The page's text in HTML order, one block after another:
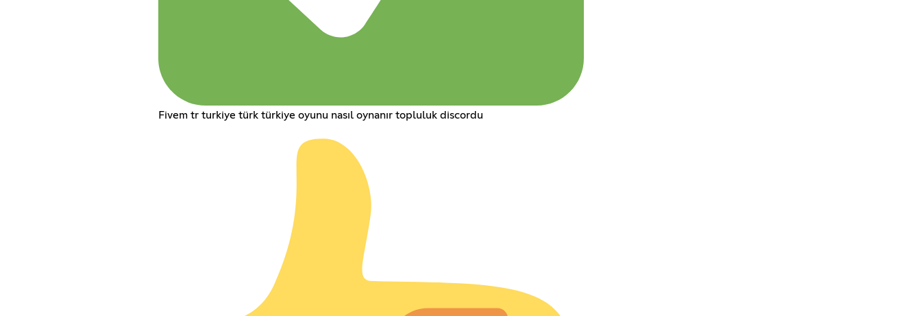
Fivem tr turkiye türk türkiye oyunu nasıl oynanır topluluk discordu